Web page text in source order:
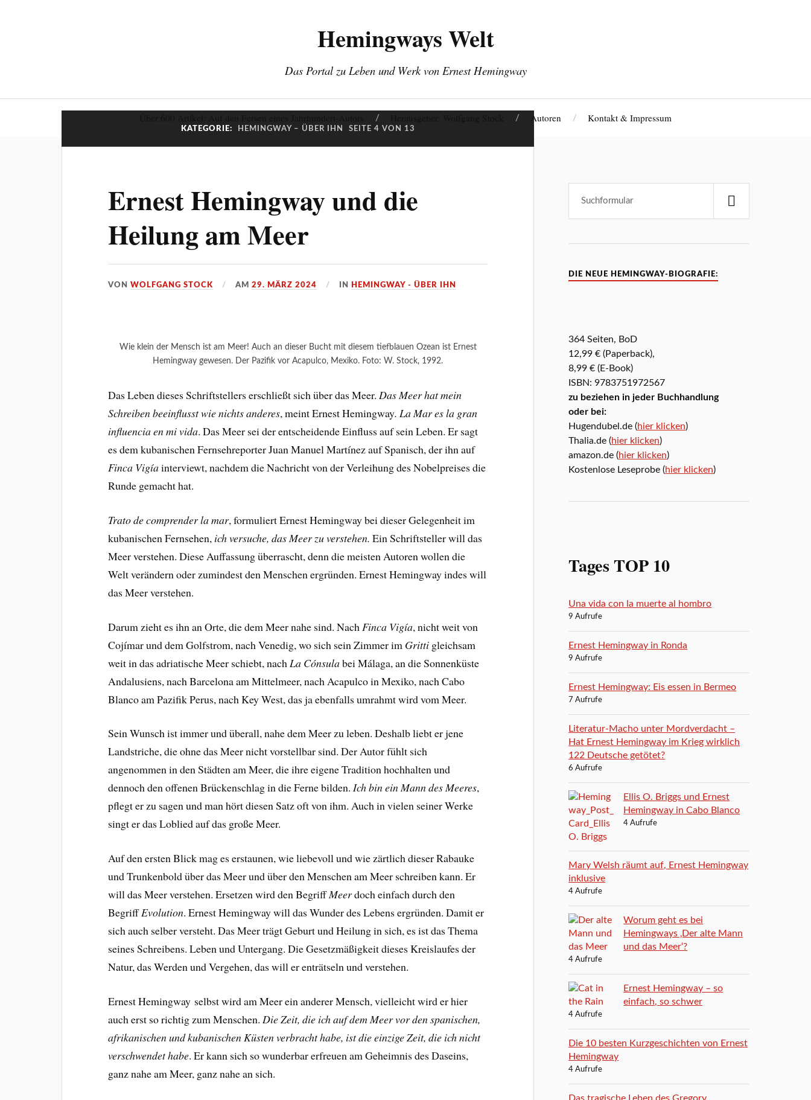
Hemingways Welt
Das Portal zu Leben und Werk von Ernest Hemingway
Autoren Kontakt & Impressum
KATEGORIE: HEMINGWAY – ÜBER IHN SEITE 4 VON 13
Ernest Hemingway und die
Heilung am Meer
VONWOLFGANG STOCK AM29. MÄRZ 2024 IN HEMINGWAY - ÜBER IHN
Wie klein der Mensch ist am Meer! Auch an dieser Bucht mit diesem tiefblauen Ozean ist Ernest
Hemingway gewesen. Der Pazifik vor Acapulco, Mexiko. Foto: W. Stock, 1992.
Das Leben dieses Schriftstellers erschließt sich über das Meer.Das Meer hat mein
Schreiben beeinflusst wie nichts anderes, meint Ernest Hemingway. La Mar es la gran
influencia en mi vida. Das Meer sei der entscheidende Einfluss auf sein Leben. Er sagt
es dem kubanischen Fernsehreporter Juan Manuel Martínez auf Spanisch, der ihn auf
Finca Vigíainterviewt, nachdem die Nachricht von der Verleihung des Nobelpreises die
Runde gemacht hat.
Trato de comprender la mar, formuliert Ernest Hemingway bei dieser Gelegenheit im
kubanischen Fernsehen, ich versuche, das Meer zu verstehen.Ein Schriftsteller will das
Meer verstehen. Diese Auffassung überrascht, denn die meisten Autoren wollen die
Welt verändern oder zumindest den Menschen ergründen. Ernest Hemingway indes will
das Meer verstehen.
Darum zieht es ihn an Orte, die dem Meer nahe sind. Nach Finca Vigía, nicht weit von
Cojímar und dem Golfstrom, nach Venedig, wo sich sein Zimmer im Gritti gleichsam
weit in das adriatische Meer schiebt, nach La Cónsulabei Málaga, an die Sonnenküste
Andalusiens, nach Barcelona am Mittelmeer, nach Acapulco in Mexiko, nach Cabo
Blanco am Pazifik Perus, nach Key West, das ja ebenfalls umrahmt wird vom Meer.
Sein Wunsch ist immer und überall, nahe dem Meer zu leben. Deshalb liebt er jene
Landstriche, die ohne das Meer nicht vorstellbar sind. Der Autor fühlt sich
angenommen in den Städten am Meer, die ihre eigene Tradition hochhalten und
dennoch den offenen Brückenschlag in die Ferne bilden.Ich bin ein Mann des Meeres,
pflegt er zu sagen und man hört diesen Satz oft von ihm. Auch in vielen seiner Werke
singt er das Loblied auf das große Meer.
Auf den ersten Blick mag es erstaunen, wie liebevoll und wie zärtlich dieser Rabauke
und Trunkenbold über das Meer und über den Menschen am Meer schreiben kann. Er
will das Meer verstehen. Ersetzen wird den BegriffMeerdoch einfach durch den
BegriffEvolution. Ernest Hemingway will das Wunder des Lebens ergründen. Damit er
sich auch selber versteht. Das Meer trägt Geburt und Heilung in sich, es ist das Thema
seines Schreibens. Leben und Untergang. Die Gesetzmäßigkeit dieses Kreislaufes der
Natur, das Werden und Vergehen, das will er enträtseln und verstehen.
Ernest Hemingway selbst wird am Meer ein anderer Mensch, vielleicht wird er hier
auch erst so richtig zum Menschen.Die Zeit, die ich auf dem Meer vor den spanischen,
afrikanischen und kubanischen Küsten verbracht habe, ist die einzige Zeit, die ich nicht
verschwendet habe. Erkann sich so wunderbar erfreuen am Geheimnis des Daseins,
ganz nahe am Meer, ganz nahe an sich.
DIE NEUE HEMINGWAY-BIOGRAFIE:
364 Seiten, BoD
12,99 € (Paperback),
8,99 € (E-Book)
ISBN: 9783751972567
zu beziehen in jeder Buchhandlung
oder bei:
Hugendubel.de (hier klicken)
Thalia.de (hier klicken)
amazon.de (hier klicken)
Kostenlose Leseprobe (hier klicken)
Tages TOP 10
Una vida con la muerte al hombro
9 Aufrufe
Ernest Hemingway in Ronda
9 Aufrufe
Ernest Hemingway: Eis essen in Bermeo
7 Aufrufe
Literatur-Macho unter Mordverdacht –
Hat Ernest Hemingway im Krieg wirklich
122 Deutsche getötet?
6 Aufrufe
Ellis O. Briggs und Ernest
Hemingway in Cabo Blanco
4 Aufrufe
Mary Welsh räumt auf, Ernest Hemingway
inklusive
4 Aufrufe
Worum geht es bei
Hemingways ‚Der alte Mann
und das Meer‘?
4 Aufrufe
Ernest Hemingway – so
einfach, so schwer
4 Aufrufe
Die 10 besten Kurzgeschichten von Ernest
Hemingway
4 Aufrufe
Das tragische Leben des Gregory